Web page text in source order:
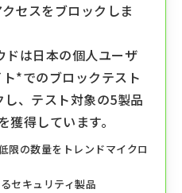
セスをブロックしま
ドは⽇本の個人ユーザ
*でのブロックテスト
、テスト対象の5製品
得しています。
限の数量をトレンドマイクロ
キュリティ製品